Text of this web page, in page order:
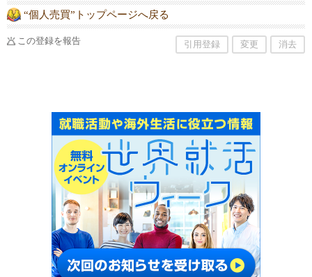
“個人売買”トップページへ戻る
この登録を報告 引用登録 変更 消去